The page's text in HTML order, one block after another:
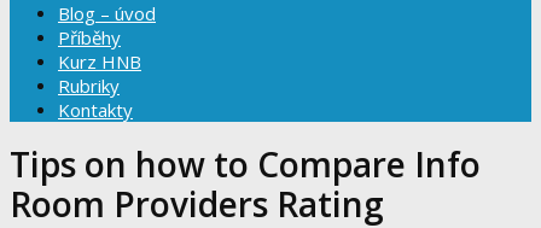
Blog – úvod
Příběhy
Kurz HNB
Rubriky
Kontakty
Tips on how to Compare Info
Room Providers Rating